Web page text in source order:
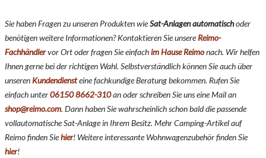
Sie haben Fragen zu unseren Produkten wieSat-Anlagen automatischoder
benötigen weitere Informationen? Kontaktieren Sie unsereReimo-
Fachhändlervor Ort oder fragen Sie einfachim Hause Reimonach. Wir helfen
Ihnen gerne bei der richtigen Wahl. Selbstverständlich können Sie auch über
unseren Kundendiensteine fachkundige Beratung bekommen. Rufen Sie
einfach unter06150 8662-310an oder schreiben Sie uns eine Mail an
shop@reimo.com. Dann haben Sie wahrscheinlich schon bald die passende
vollautomatische Sat-Anlage in Ihrem Besitz. Mehr Camping-Artikel auf
Reimo finden Siehier! Weitere interessante Wohnwagenzubehör finden Sie
hier!